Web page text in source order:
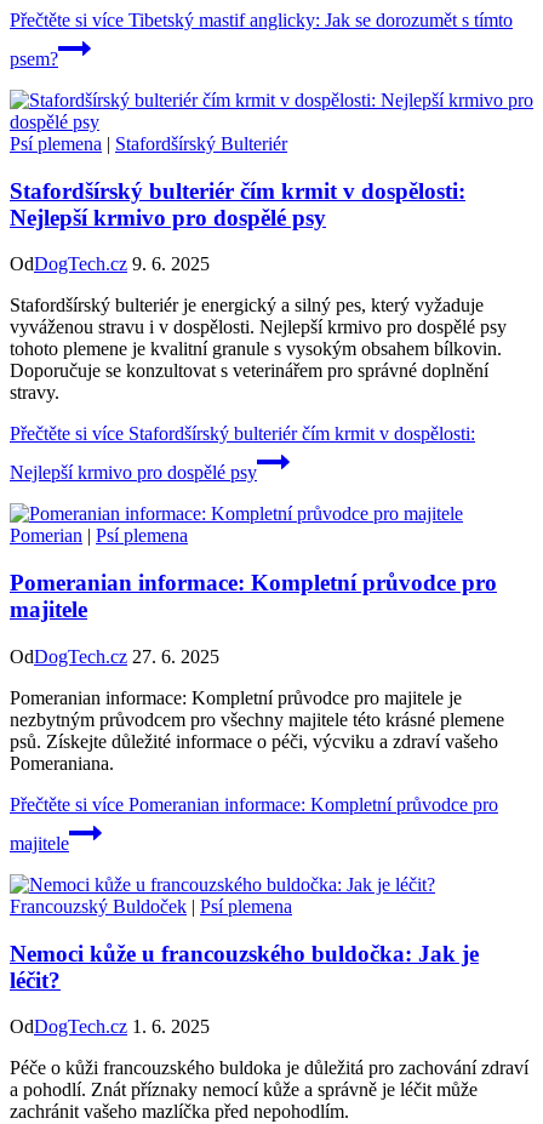
Přečtěte si více Tibetský mastif anglicky: Jak se dorozumět s tímto
psem?
Psí plemena | Stafordšírský Bulteriér
Stafordšírský bulteriér čím krmit v dospělosti:
Nejlepší krmivo pro dospělé psy
OdDogTech.cz 9. 6. 2025
Stafordšírský bulteriér je energický a silný pes, který vyžaduje
vyváženou stravu i v dospělosti. Nejlepší krmivo pro dospělé psy
tohoto plemene je kvalitní granule s vysokým obsahem bílkovin.
Doporučuje se konzultovat s veterinářem pro správné doplnění
stravy.
Přečtěte si více Stafordšírský bulteriér čím krmit v dospělosti:
Nejlepší krmivo pro dospělé psy
Pomerian | Psí plemena
Pomeranian informace: Kompletní průvodce pro
majitele
OdDogTech.cz 27. 6. 2025
Pomeranian informace: Kompletní průvodce pro majitele je
nezbytným průvodcem pro všechny majitele této krásné plemene
psů. Získejte důležité informace o péči, výcviku a zdraví vašeho
Pomeraniana.
Přečtěte si více Pomeranian informace: Kompletní průvodce pro
majitele
Francouzský Buldoček | Psí plemena
Nemoci kůže u francouzského buldočka: Jak je
léčit?
OdDogTech.cz 1. 6. 2025
Péče o kůži francouzského buldoka je důležitá pro zachování zdraví
a pohodlí. Znát příznaky nemocí kůže a správně je léčit může
zachránit vašeho mazlíčka před nepohodlím.